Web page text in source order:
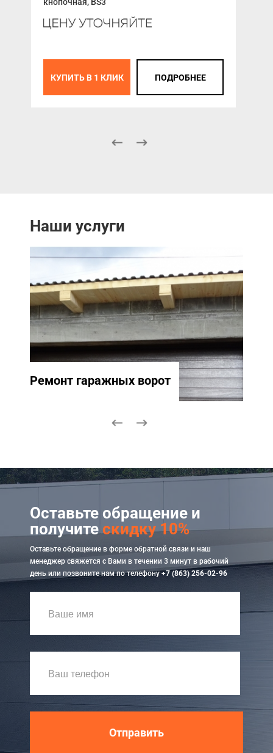
КУПИТЬ В 1 КЛИК ПОДРОБНЕЕ
Наши услуги
Ремонт гаражных ворот
Оставьте обращение и
получитескидку 10%
Оставьте обращение в форме обратной связи и наш
менеджер свяжется с Вами в течении 3 минут в рабочий
день или позвоните нам по телефону+7 (863) 256-02-96
Отправить